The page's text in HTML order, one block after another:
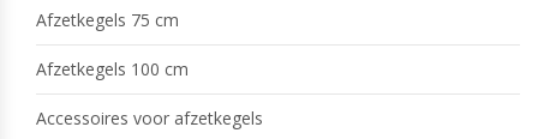
Afzetkegels 75 cm
Afzetkegels 100 cm
Accessoires voor afzetkegels